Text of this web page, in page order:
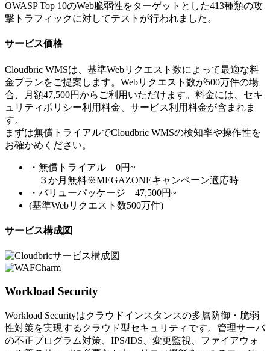
OWASP Top 10のWeb脆弱性をターゲットとした413種類の攻
撃トラフィックに対してテストが行われました。
サービス価格
Cloudbric WMSは、基準Webリクエスト数によって最適な料
金プランをご提案します。Webリクエスト数が500万件の場
合、月額47,500円からご利用いただけます。料金には、セキ
ュリティポリシー利用料金、サービス利用料金が含まれま
す。
まずは無償トライアルでCloudbric WMSの検知率や操作性を
お確かめください。
・無償トライアル 0円~
３か月無料※MEGAZONEキャンペーン適応時
・バリューパッケージ 47,500円~
(基準Webリクエスト数500万件)
サービス構成図
Workload Security
Workload Securityはクラウドインスタンスの多層防御・脆弱
性対策を実現するクラウド型セキュリティです。管理サーバ
の不正プログラム対策、IPS/IDS、変更監視、ファイアウォ